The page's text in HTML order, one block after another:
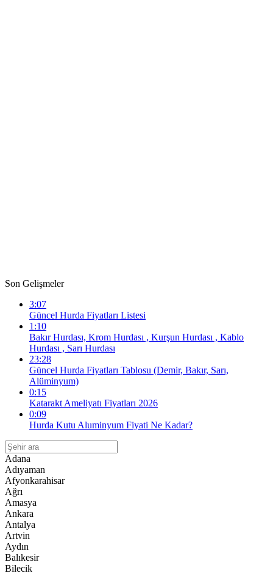
Son Gelişmeler
3:07
Güncel Hurda Fiyatları Listesi
1:10
Bakır Hurdası, Krom Hurdası , Kurşun Hurdası , Kablo
Hurdası , Sarı Hurdası
23:28
Güncel Hurda Fiyatları Tablosu (Demir, Bakır, Sarı,
Alüminyum)
0:15
Katarakt Ameliyatı Fiyatları 2026
0:09
Hurda Kutu Aluminyum Fiyati Ne Kadar?
Adana
Adıyaman
Afyonkarahisar
Ağrı
Amasya
Ankara
Antalya
Artvin
Aydın
Balıkesir
Bilecik